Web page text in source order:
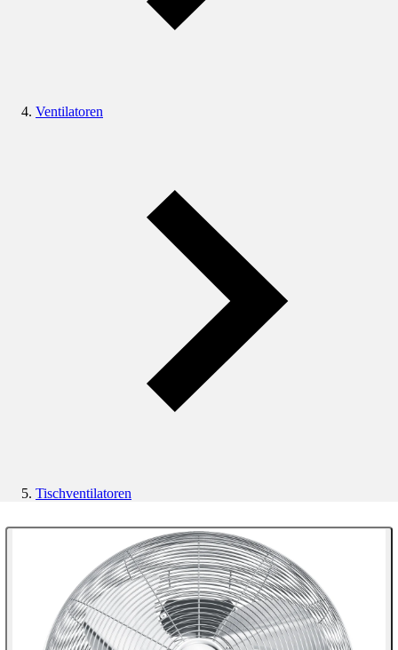
Ventilatoren
Tischventilatoren